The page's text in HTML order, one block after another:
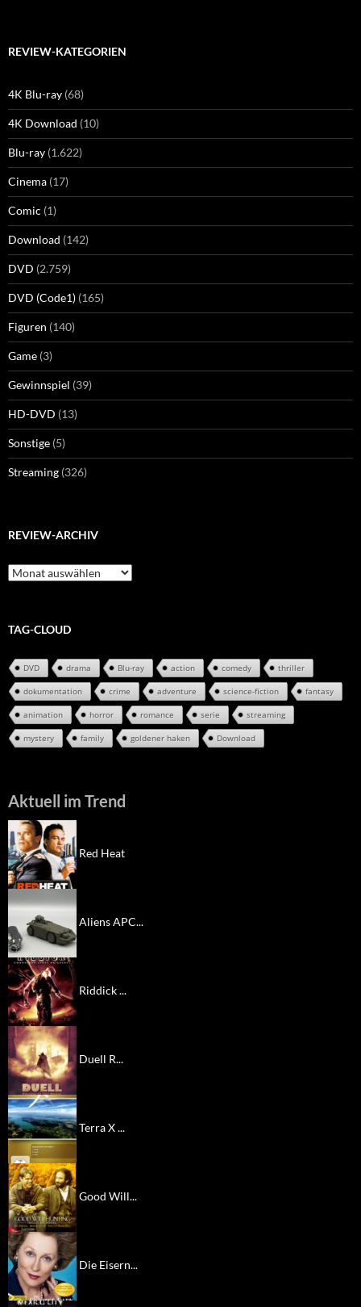
REVIEW-KATEGORIEN
4K Blu-ray (68)
4K Download (10)
Blu-ray (1.622)
Cinema (17)
Comic (1)
Download (142)
DVD (2.759)
DVD (Code1) (165)
Figuren (140)
Game (3)
Gewinnspiel (39)
HD-DVD (13)
Sonstige (5)
Streaming (326)
REVIEW-ARCHIV
Review-
Archiv
TAG-CLOUD
DVD drama Blu-ray action comedy thriller
dokumentation crime adventure science-fiction fantasy
animation horror romance serie streaming
mystery family goldener haken Download
Aktuell im Trend
Red Heat
Aliens APC...
Riddick ...
Duell R...
Terra X ...
Good Will...
Die Eisern...